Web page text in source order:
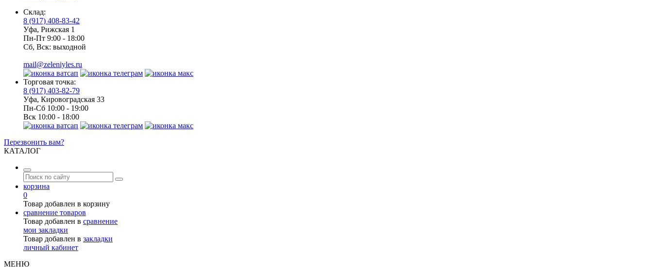
Склад:
8 (917) 408-83-42
Уфа, Рижская 1
Пн-Пт 9:00 - 18:00
Сб, Вск: выходной
mail@zeleniyles.ru
Торговая точка:
8 (917) 403-82-79
Уфа, Кировоградская 33
Пн-Сб 10:00 - 19:00
Вск 10:00 - 18:00
Перезвонить вам?
КАТАЛОГ
корзина
0
Товар добавлен в корзину
сравнение товаров
Товар добавлен в сравнение
мои закладки
Товар добавлен в закладки
личный кабинет
МЕНЮ